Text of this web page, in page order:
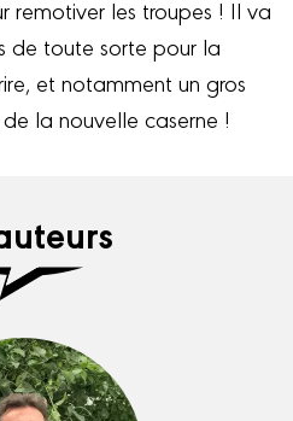
remotiver les troupes ! Il va
de toute sorte pour la
et notamment un gros
la nouvelle caserne !